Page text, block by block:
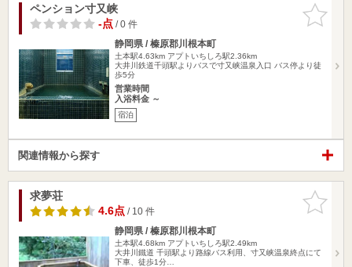
お気に入
りに追加
ペンション寸又峡
-点/ 0 件
静岡県 / 榛原郡川根本町
土本駅4.63km アプトいちしろ駅2.36km
大井川鉄道千頭駅よりバスで寸又峡温泉入口 バス停より徒
歩5分
営業時間
入浴料金 ～
宿泊
関連情報から探す
お気に入
りに追加
求夢荘
4.6点/ 10 件
静岡県 / 榛原郡川根本町
土本駅4.68km アプトいちしろ駅2.49km
大井川鐵道 千頭駅より路線バス利用、寸又峡温泉終点にて
下車、徒歩1分…